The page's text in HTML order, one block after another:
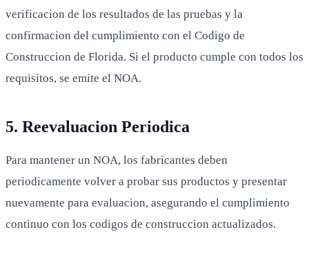
verificacion de los resultados de las pruebas y la
confirmacion del cumplimiento con el Codigo de
Construccion de Florida. Si el producto cumple con todos los
requisitos, se emite el NOA.
5. Reevaluacion Periodica
Para mantener un NOA, los fabricantes deben
periodicamente volver a probar sus productos y presentar
nuevamente para evaluacion, asegurando el cumplimiento
continuo con los codigos de construccion actualizados.